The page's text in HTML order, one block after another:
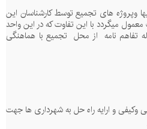
وپروژه های تجمیع توسط کارشناسان این
میگردد با این تفاوت که در این واحد
تفاهم نامه از محل تجمیع با هماهنگی
و ارایه راه حل به شهرداری ها جهت